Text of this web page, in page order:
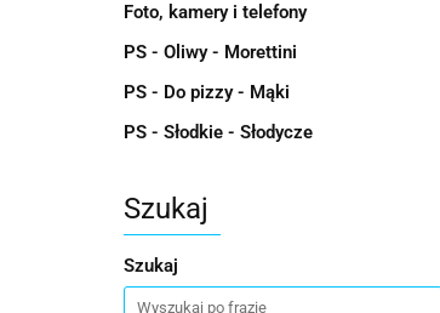
Foto, kamery i telefony
PS - Oliwy - Morettini
PS - Do pizzy - Mąki
PS - Słodkie - Słodycze
Szukaj
Szukaj